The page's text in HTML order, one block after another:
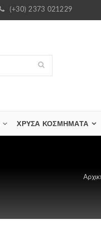
(+30) 2373 021229
ΧΡΥΣΆ ΚΟΣΜΉΜΑΤΑ